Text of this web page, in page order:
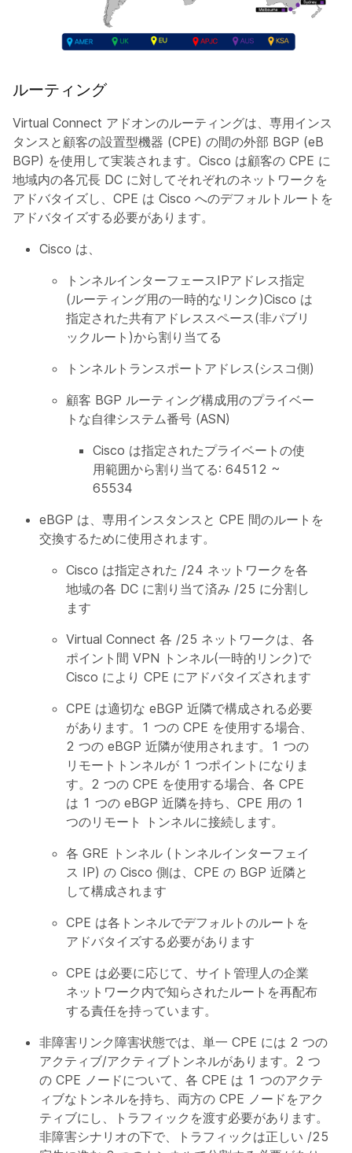
ルーティング
Virtual Connect アドオンのルーティングは、専用インス
タンスと顧客の設置型機器 (CPE) の間の外部 BGP (eB
BGP) を使用して実装されます。Cisco は顧客の CPE に
地域内の各冗長 DC に対してそれぞれのネットワークを
アドバタイズし、CPE は Cisco へのデフォルトルートを
アドバタイズする必要があります。
Cisco は、
トンネルインターフェースIPアドレス指定
(ルーティング用の一時的なリンク)Cisco は
指定された共有アドレススペース(非パブリ
ックルート)から割り当てる
トンネルトランスポートアドレス(シスコ側)
顧客 BGP ルーティング構成用のプライベー
トな自律システム番号 (ASN)
Cisco は指定されたプライベートの使
用範囲から割り当てる: 64512 ~
65534
eBGP は、専用インスタンスと CPE 間のルートを
交換するために使用されます。
Cisco は指定された /24 ネットワークを各
地域の各 DC に割り当て済み /25 に分割し
ます
Virtual Connect 各 /25 ネットワークは、各
ポイント間 VPN トンネル(一時的リンク)で
Cisco により CPE にアドバタイズされます
CPE は適切な eBGP 近隣で構成される必要
があります。1 つの CPE を使用する場合、
2 つの eBGP 近隣が使用されます。1 つの
リモートトンネルが 1 つポイントになりま
す。2 つの CPE を使用する場合、各 CPE
は 1 つの eBGP 近隣を持ち、CPE 用の 1
つのリモート トンネルに接続します。
各 GRE トンネル (トンネルインターフェイ
ス IP) の Cisco 側は、CPE の BGP 近隣と
して構成されます
CPE は各トンネルでデフォルトのルートを
アドバタイズする必要があります
CPE は必要に応じて、サイト管理人の企業
ネットワーク内で知らされたルートを再配布
する責任を持っています。
非障害リンク障害状態では、単一 CPE には 2 つの
アクティブ/アクティブトンネルがあります。2 つ
の CPE ノードについて、各 CPE は 1 つのアクテ
ィブなトンネルを持ち、両方の CPE ノードをアク
ティブにし、トラフィックを渡す必要があります。
非障害シナリオの下で、トラフィックは正しい /25